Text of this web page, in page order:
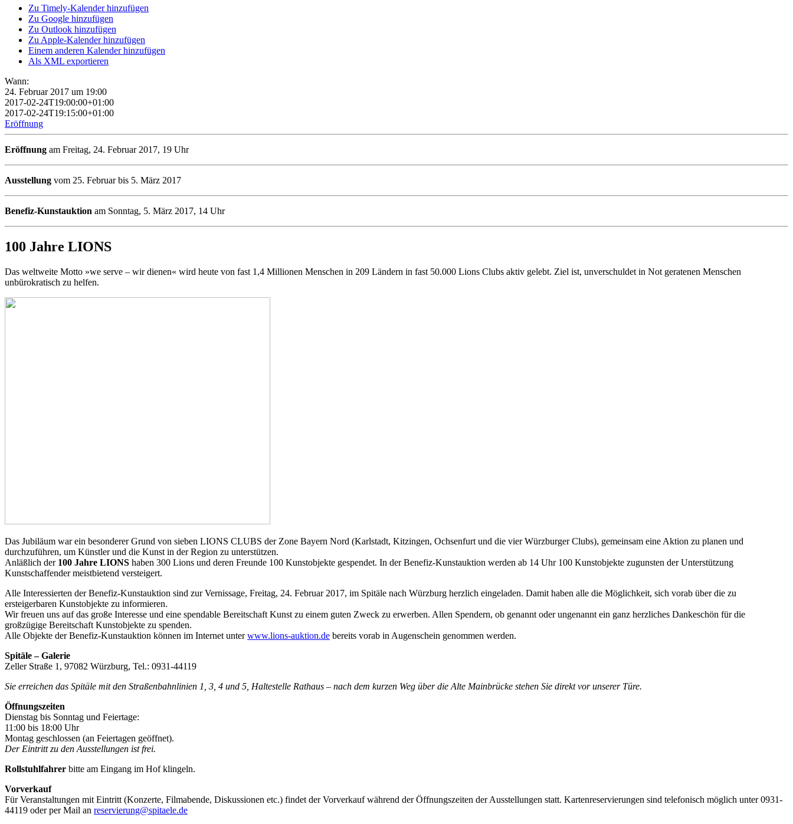
Zu Timely-Kalender hinzufügen
Zu Google hinzufügen
Zu Outlook hinzufügen
Zu Apple-Kalender hinzufügen
Einem anderen Kalender hinzufügen
Als XML exportieren
Wann:
24. Februar 2017 um 19:00
2017-02-24T19:00:00+01:00
2017-02-24T19:15:00+01:00
Eröffnung
Eröffnung am Freitag, 24. Februar 2017, 19 Uhr
Ausstellung vom 25. Februar bis 5. März 2017
Benefiz-Kunstauktion am Sonntag, 5. März 2017, 14 Uhr
100 Jahre LIONS
Das weltweite Motto »we serve – wir dienen« wird heute von fast 1,4 Millionen Menschen in 209 Ländern in fast 50.000 Lions Clubs aktiv gelebt. Ziel ist, unverschuldet in Not geratenen Menschen
unbürokratisch zu helfen.
Das Jubiläum war ein besonderer Grund von sieben LIONS CLUBS der Zone Bayern Nord (Karlstadt, Kitzingen, Ochsenfurt und die vier Würzburger Clubs), gemeinsam eine Aktion zu planen und
durchzuführen, um Künstler und die Kunst in der Region zu unterstützen.
Anläßlich der 100 Jahre LIONS haben 300 Lions und deren Freunde 100 Kunstobjekte gespendet. In der Benefiz-Kunstauktion werden ab 14 Uhr 100 Kunstobjekte zugunsten der Unterstützung
Kunstschaffender meistbietend versteigert.
Alle Interessierten der Benefiz-Kunstauktion sind zur Vernissage, Freitag, 24. Februar 2017, im Spitäle nach Würzburg herzlich eingeladen. Damit haben alle die Möglichkeit, sich vorab über die zu
ersteigerbaren Kunstobjekte zu informieren.
Wir freuen uns auf das große Interesse und eine spendable Bereitschaft Kunst zu einem guten Zweck zu erwerben. Allen Spendern, ob genannt oder ungenannt ein ganz herzliches Dankeschön für die
großzügige Bereitschaft Kunstobjekte zu spenden.
Alle Objekte der Benefiz-Kunstauktion können im Internet unterwww.lions-auktion.de bereits vorab in Augenschein genommen werden.
Spitäle – Galerie
Zeller Straße 1, 97082 Würzburg, Tel.: 0931-44119
Sie erreichen das Spitäle mit den Straßenbahnlinien 1, 3, 4 und 5, Haltestelle Rathaus – nach dem kurzen Weg über die Alte Mainbrücke stehen Sie direkt vor unserer Türe.
Öffnungszeiten
Dienstag bis Sonntag und Feiertage:
11:00 bis 18:00 Uhr
Montag geschlossen (an Feiertagen geöffnet).
Der Eintritt zu den Ausstellungen ist frei.
Rollstuhlfahrer bitte am Eingang im Hof klingeln.
Vorverkauf
Für Veranstaltungen mit Eintritt (Konzerte, Filmabende, Diskussionen etc.) findet der Vorverkauf während der Öffnungszeiten der Ausstellungen statt. Kartenreservierungen sind telefonisch möglich unter 0931-
44119 oder per Mail an reservierung@spitaele.de